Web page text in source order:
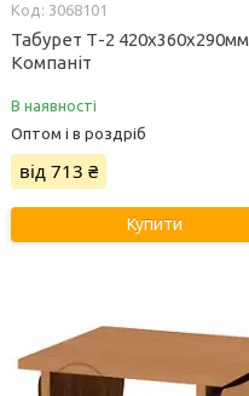
3068101
Табурет Т-2 420х360х290мм
Компаніт
В наявності
Оптом і в роздріб
від 713 ₴
Купити